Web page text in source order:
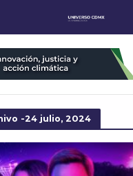
-24 julio, 2024